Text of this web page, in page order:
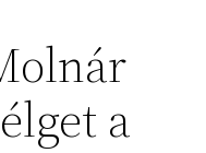
a